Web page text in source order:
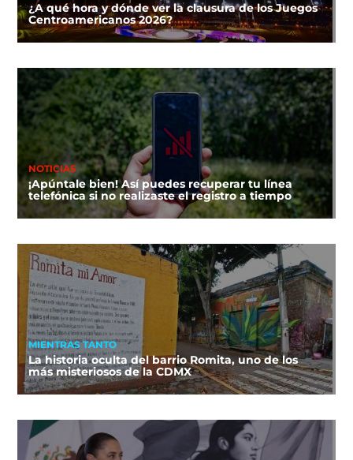
¿A qué hora y dónde ver la clausura de los Juegos
Centroamericanos 2026?
NOTICIAS
¡Apúntale bien! Así puedes recuperar tu línea
telefónica si no realizaste el registro a tiempo
MIENTRAS TANTO
La historia oculta del barrio Romita, uno de los
más misteriosos de la CDMX